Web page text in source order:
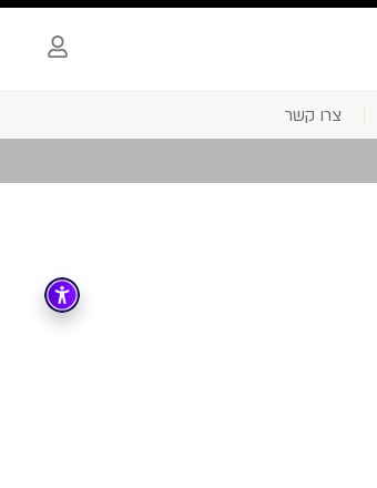
צרו קשר